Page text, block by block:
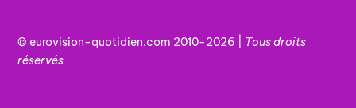
© eurovision-quotidien.com 2010-2026 | Tousdroits
réservés